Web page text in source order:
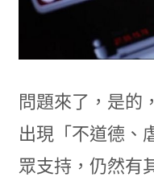
問題來了，是的
出現「不道德、
眾支持，仍然有